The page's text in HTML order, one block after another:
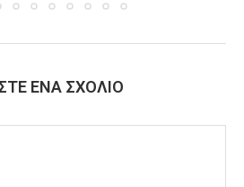
ΈΝΑ ΣΧΌΛΙΟ